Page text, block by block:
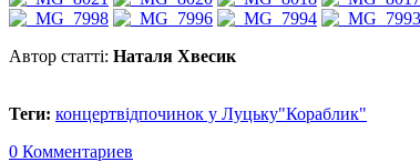
Автор статті: Наталя Хвесик
Теги: концертвідпочинок у Луцьку"Кораблик"
0 Комментариев